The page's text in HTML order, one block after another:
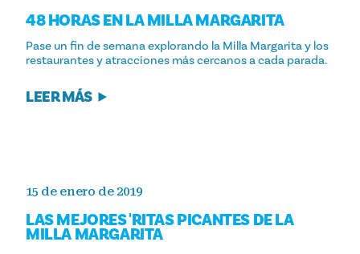
48 HORAS EN LA MILLA MARGARITA
Pase un fin de semana explorando la Milla Margarita y los
restaurantes y atracciones más cercanos a cada parada.
LEER MÁS
15 de enero de 2019
LAS MEJORES'RITAS PICANTES DE LA
MILLA MARGARITA